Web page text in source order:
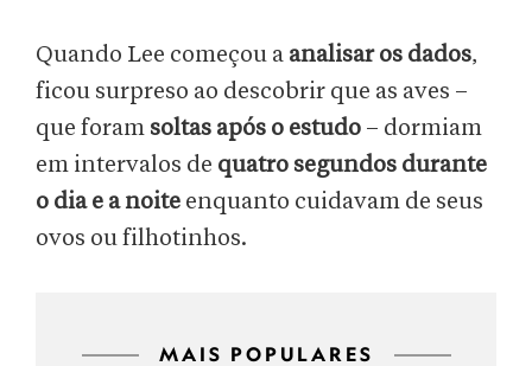
Quando Lee começou a analisar os dados,
ficou surpreso ao descobrir que as aves –
que foram soltas após o estudo – dormiam
em intervalos de quatro segundos durante
o dia e a noite enquanto cuidavam de seus
ovos ou filhotinhos.
MAIS POPULARES